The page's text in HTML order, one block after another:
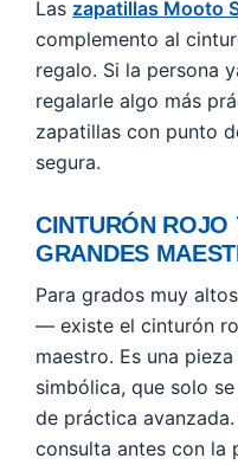
Las zapatillas Mooto
complemento al
regalo. Si la persona
regalarle algo más
zapatillas con punto
segura.
CINTURÓN ROJO
GRANDES
Para grados muy
— existe el cinturón
maestro. Es una
simbólica, que solo
de práctica
consulta antes con la